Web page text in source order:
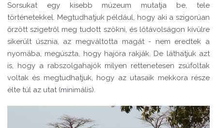
Sorsukat egy kisebb múzeum mutatja be, tele
történetekkel. Megtudhatjuk például, hogy aki a szigorúan
őrzött szigetről meg tudott szökni, és lőtávolságon kívülre
sikerült úsznia, az megváltotta magát - nem eredtek a
nyomába, megúszta, hogy hajóra rakják. De láthatjuk azt
is, hogy a rabszolgahajók milyen rettenetesen zsúfoltak
voltak és megtudhatjuk, hogy az utasaik mekkora része
élte túl az utat (minimális).